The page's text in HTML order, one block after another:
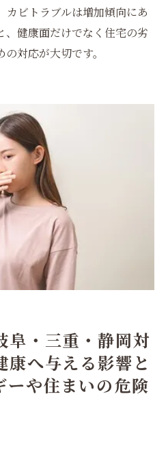
カビトラブルは増加傾向にあ
、健康面だけでなく住宅の劣
対応が大切です。
阜・三重・静岡対
康へ与える影響と
ーや住まいの危険